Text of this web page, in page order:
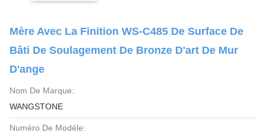
Mère Avec La Finition WS-C485 De Surface De
Bâti De Soulagement De Bronze D'art De Mur
D'ange
Nom De Marque:
WANGSTONE
Numéro De Modèle: